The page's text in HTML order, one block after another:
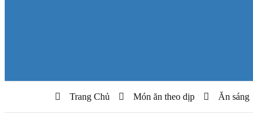
Trang Chủ Món ăn theo dịp Ăn sáng